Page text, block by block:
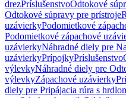
drezPríslušenstvoOdtokové
Odtokové súpravy pre prístroje
uzávierkyPodomietkové
Podomietkové zápachové
uzávierkyNáhradné diely pre
uzávierkyPrípojkyPríslušenstvo
výlevkyNáhradné diely pre
výlevkyZápachové uzávierky
diely pre Pripájacia rúra s